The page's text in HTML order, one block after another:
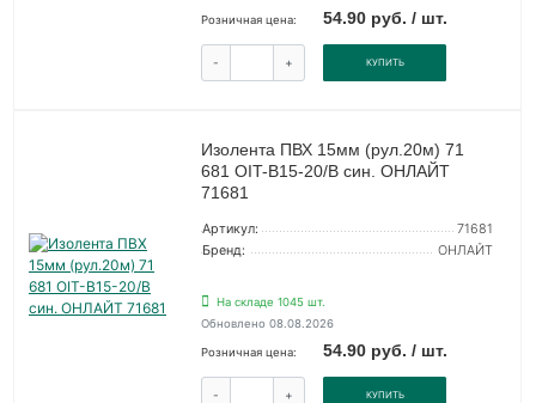
Розничная цена: 54.90 руб. / шт.
- + КУПИТЬ
Изолента ПВХ 15мм (рул.20м) 71
681 OIT-B15-20/B син. ОНЛАЙТ
71681
Артикул:
71681
Бренд:
ОНЛАЙТ
На складе 1045 шт.
Обновлено 08.08.2026
Розничная цена: 54.90 руб. / шт.
- + КУПИТЬ